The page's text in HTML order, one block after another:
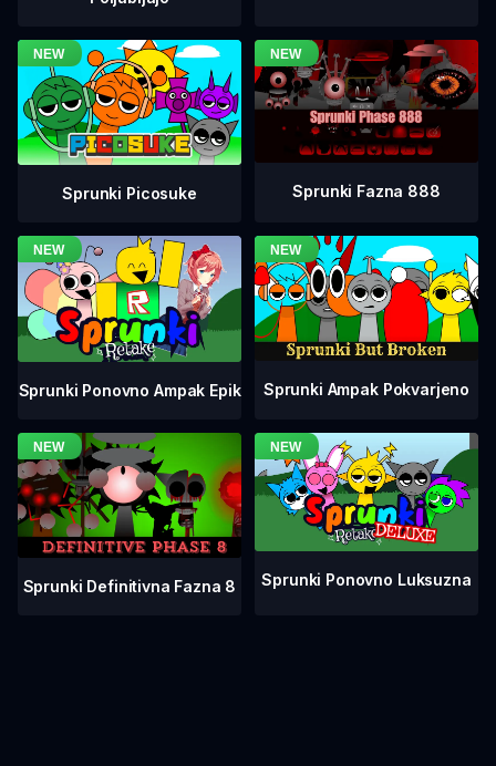
Sprunki Picosuke Sprunki Fazna 888
Sprunki Ponovno Ampak Epik Sprunki Ampak Pokvarjeno
Sprunki Definitivna Fazna 8 Sprunki Ponovno Luksuzna